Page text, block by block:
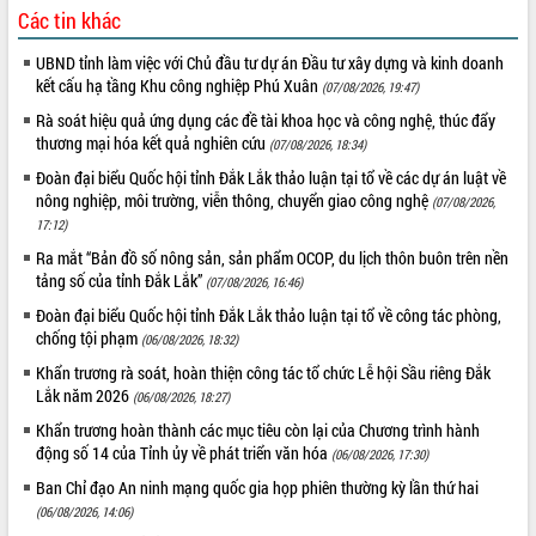
Lắk
Khơi thông điểm nghẽn, đẩy nhanh
giải ngân vốn khắc phục thiên tai
HĐND tỉnh thông qua điều chỉnh Quy
hoạch tỉnh thời kỳ 2021-2030
Hội thảo góp ý hồ sơ điều chỉnh quy
hoạch tỉnh Đắk Lắk thời kỳ 2021-2030,
tầm nhìn đến năm 2050
doanh nghiệp nhà nước
Hội nghị triển khai kết nối mạng
truyền số liệu chuyên dùng phục vụ cơ
quan Đảng, Nhà nước
Lễ phát động chuỗi hoạt động chung
tay làm sạch môi trường
Xã Ea Kar bước chuyển mình trong
công tác cải cách hành chính mô hình
UBND tỉnh họp báo định kỳ tháng 4
Các tin khác
UBND tỉnh làm việc với Chủ đầu tư dự án Đầu tư xây dựng và kinh doanh
kết cấu hạ tầng Khu công nghiệp Phú Xuân (07/08/2026, 19:47)
Rà soát hiệu quả ứng dụng các đề tài khoa học và công nghệ, thúc đẩy
thương mại hóa kết quả nghiên cứu (07/08/2026, 18:34)
Đoàn đại biểu Quốc hội tỉnh Đắk Lắk thảo luận tại tổ về các dự án luật về
nông nghiệp, môi trường, viễn thông, chuyển giao công nghệ (07/08/2026,
17:12)
Ra mắt “Bản đồ số nông sản, sản phẩm OCOP, du lịch thôn buôn trên nền
tảng số của tỉnh Đắk Lắk” (07/08/2026, 16:46)
Đoàn đại biểu Quốc hội tỉnh Đắk Lắk thảo luận tại tổ về công tác phòng,
chống tội phạm (06/08/2026, 18:32)
Khẩn trương rà soát, hoàn thiện công tác tổ chức Lễ hội Sầu riêng Đắk
Lắk năm 2026 (06/08/2026, 18:27)
Khẩn trương hoàn thành các mục tiêu còn lại của Chương trình hành
động số 14 của Tỉnh ủy về phát triển văn hóa (06/08/2026, 17:30)
Ban Chỉ đạo An ninh mạng quốc gia họp phiên thường kỳ lần thứ hai
(06/08/2026, 14:06)